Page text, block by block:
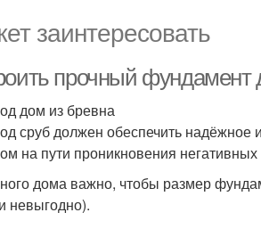
заинтересовать
прочный фундамент
дом из бревна
сруб должен обеспечить
на пути проникновения
дома важно, чтобы размер
невыгодно).